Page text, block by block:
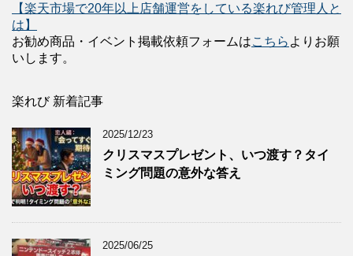
【楽天市場で20年以上店舗運営をしている楽れび管理人と
は】
お勧め商品・イベント掲載依頼フォームはこちら よりお願
いします。
楽れび 新着記事
2025/12/23
クリスマスプレゼント、いつ渡す？タイ
ミング問題の意外な答え
2025/06/25